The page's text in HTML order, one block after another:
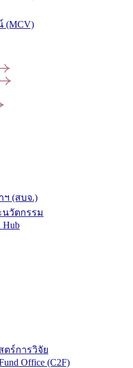
(MCV)
ฯ (สบจ.)
นวัตกรรม
Hub
ร์การวิจัย
Office (C2F)